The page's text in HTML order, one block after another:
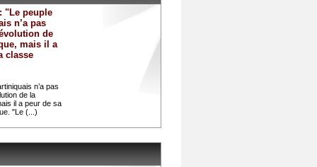
"Le peuple
n’a pas
de
mais il a
classe
n’a pas
de la
il a peur de sa
"Le (...)